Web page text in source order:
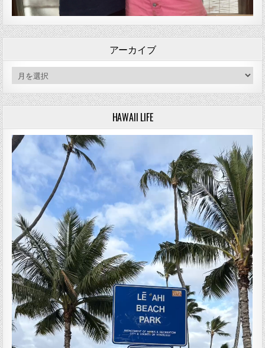
アーカイブ
アーカイブ
HAWAII LIFE